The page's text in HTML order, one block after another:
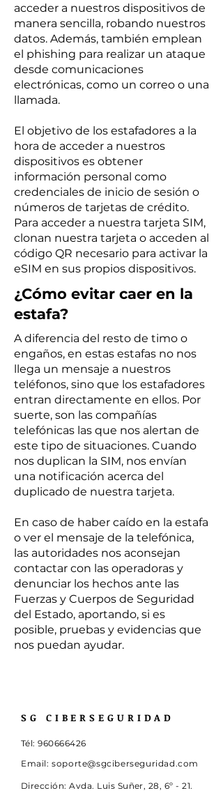
acceder a nuestros dispositivos de
manera sencilla, robando nuestros
datos. Además, también emplean
el phishing para realizar un ataque
desde comunicaciones
electrónicas, como un correo o una
llamada.
El objetivo de los estafadores a la
hora de acceder a nuestros
dispositivos es obtener
información personal como
credenciales de inicio de sesión o
números de tarjetas de crédito.
Para acceder a nuestra tarjeta SIM,
clonan nuestra tarjeta o acceden al
código QR necesario para activar la
eSIM en sus propios dispositivos.
¿Cómo evitar caer en la
estafa?
A diferencia del resto de timo o
engaños, en estas estafas no nos
llega un mensaje a nuestros
teléfonos, sino que los estafadores
entran directamente en ellos. Por
suerte, son las compañías
telefónicas las que nos alertan de
este tipo de situaciones. Cuando
nos duplican la SIM, nos envían
una notificación acerca del
duplicado de nuestra tarjeta.
En caso de haber caído en la estafa
o ver el mensaje de la telefónica,
las autoridades nos aconsejan
contactar con las operadoras y
denunciar los hechos ante las
Fuerzas y Cuerpos de Seguridad
del Estado, aportando, si es
posible, pruebas y evidencias que
nos puedan ayudar.
SG CIBERSEGURIDAD
Tél:960666426
Email:soporte@sgciberseguridad.com
Dirección:Avda. Luis Suñer, 28, 6º -21.